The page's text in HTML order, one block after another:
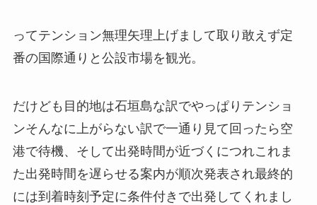
ってテンション無理矢理上げまして取り敢えず定
番の国際通りと公設市場を観光。
だけども目的地は石垣島な訳でやっぱりテンショ
ンそんなに上がらない訳で一通り見て回ったら空
港で待機、そして出発時間が近づくにつれこれま
た出発時間を遅らせる案内が順次発表され最終的
には到着時刻予定に条件付きで出発してくれまし